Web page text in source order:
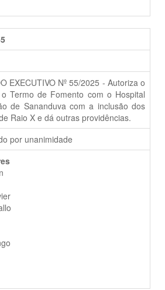
EXECUTIVO Nº 55/2025 - Autoriza o
Termo de Fomento com o Hospital
de Sananduva com a inclusão dos
Raio X e dá outras providências.
por unanimidade